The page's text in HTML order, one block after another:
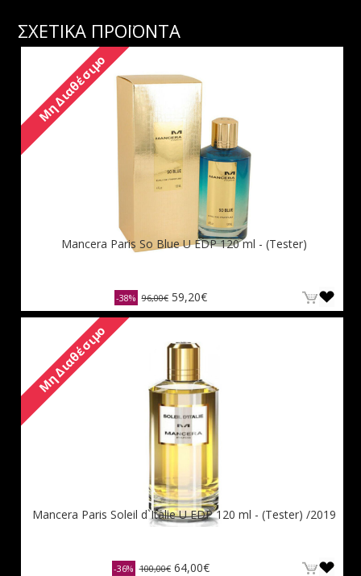
ΣΧΕΤΙΚΑ ΠΡΟΪΟΝΤΑ
Μη Διαθέσιμο
Mancera Paris So Blue U EDP 120 ml - (Tester)
-38% 96,00€ 59,20€
Μη Διαθέσιμο
Mancera Paris Soleil d`Italie U EDP 120 ml - (Tester) /2019
-36% 100,00€ 64,00€